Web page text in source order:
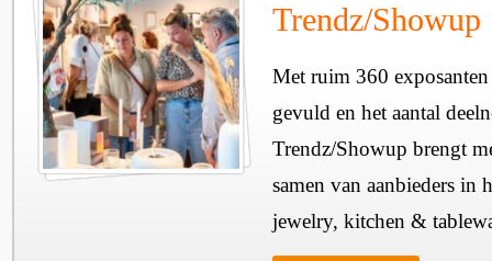
Trendz/Showup
Met ruim 360
gevuld en het aantal
Trendz/Showup brengt
samen van aanbieders in
jewelry, kitchen &